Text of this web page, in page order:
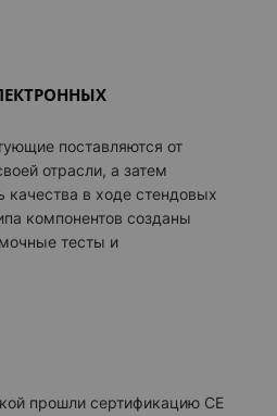
+ 3 110 грн
+ 6 094 грн
инфо
поставляются от
отрасли, а затем
качества в ходе стендовых
компонентов созданы
тесты и
прошли сертификацию CE